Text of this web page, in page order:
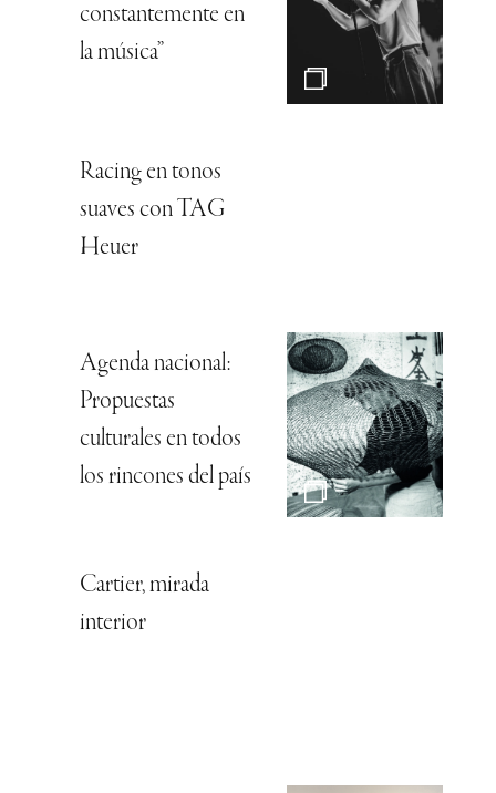
constantemente en
la música”
Racing en tonos
suaves con TAG
Heuer
Agenda nacional:
Propuestas
culturales en todos
los rincones del país
Cartier, mirada
interior